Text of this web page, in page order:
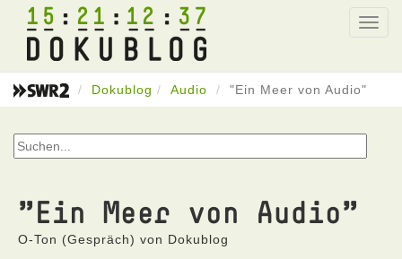
15 21 12 37
Dokublog Audio "Ein Meer von Audio"
"Ein Meer von Audio"
O-Ton (Gespräch) von Dokublog